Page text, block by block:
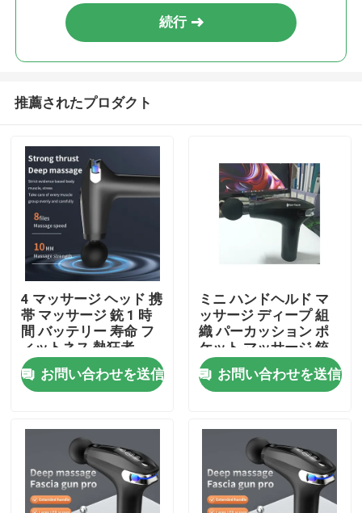
プロダクト
ビデオ
続行
推薦されたプロダクト
4 マッサージ ヘッド 携
帯 マッサージ 銃 1 時
間 バッテリー 寿命 フ
ィットネス 熱狂者
お問い合わせを送信
ミニ ハンドヘルド マ
ッサージ ディープ 組
織 パーカッション ポ
ケット マッサージ 銃
お問い合わせを送信